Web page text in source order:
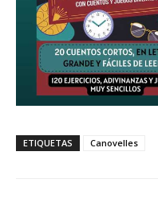
ETIQUETAS Canovelles